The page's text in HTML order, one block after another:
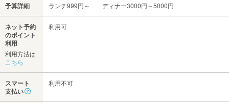
予算詳細 ランチ999円～ ディナー3000円～5000円
ネット予約
のポイント
利用
利用方法は
こちら
利用可
スマート
支払い
利用不可